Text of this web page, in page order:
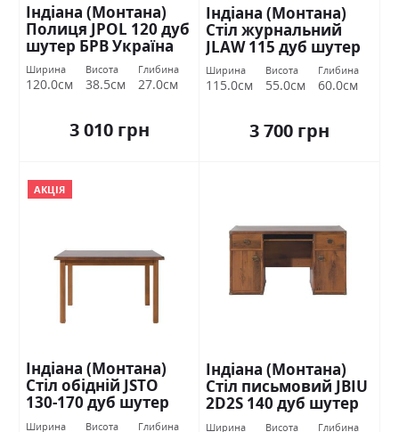
Індіана (Монтана)
Полиця JPOL 120 дуб
шутер БРВ Україна
Ширина
120.0см
Висота
38.5см
Глибина
27.0см
3 010 грн
Індіана (Монтана)
Стіл журнальний
JLAW 115 дуб шутер
БРВ Україна
Ширина
115.0см
Висота
55.0см
Глибина
60.0см
3 700 грн
АКЦІЯ
Індіана (Монтана)
Стіл обідній JSTO
130-170 дуб шутер
БРВ Україна
Ширина Висота Глибина
Індіана (Монтана)
Стіл письмовий JBIU
2D2S 140 дуб шутер
БРВ Україна
Ширина Висота Глибина